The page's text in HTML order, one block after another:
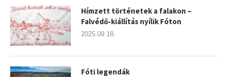
Hímzett történetek a falakon –
Falvédő-kiállítás nyílik Fóton
2025.09.18.
Fóti legendák